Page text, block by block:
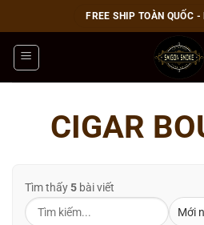
qua
nội
dung
FREE SHIP TOÀN QUỐC
CIGAR
Tìm thấy5 bài viết